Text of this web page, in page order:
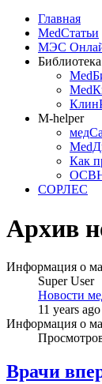
Главная
MedСтатьи
МЭС
Библиотека
M-helper
Как
СОРЛЕС
Архив
Информация о
Super User
Новости
11 years ago
Информация о
Врачи